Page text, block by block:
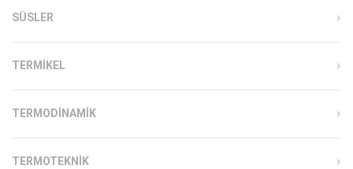
SÜSLER
TERMIKEL
TERMODINAMIK
TERMOTEKNIK